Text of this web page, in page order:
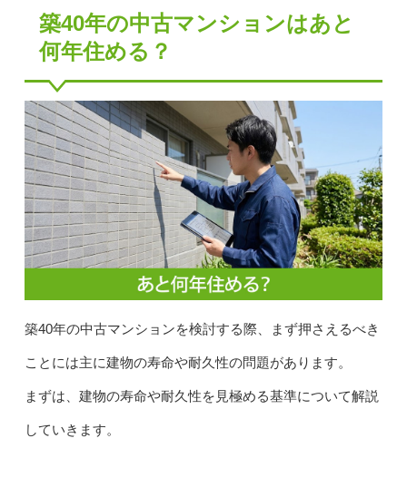
築40年の中古マンションはあと
何年住める？
築40年の中古マンションを検討する際、まず押さえるべき
ことには主に建物の寿命や耐久性の問題があります。
まずは、建物の寿命や耐久性を見極める基準について解説
していきます。